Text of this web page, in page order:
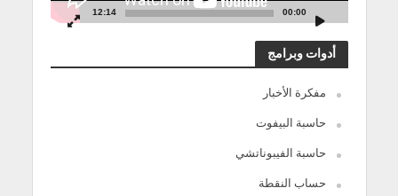
00:00
12:14
أدوات وبرامج
مفكرة الأخبار
حاسبة البيفوت
حاسبة الفيبوناتشي
حساب النقطة